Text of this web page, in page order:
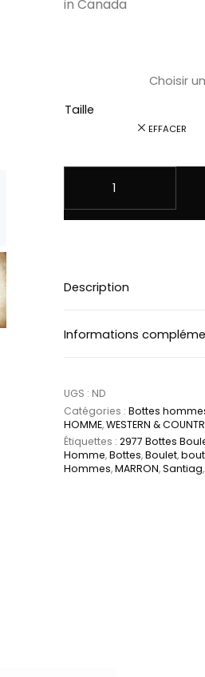
in Canada
Taille
EFFACER
Description
Informations
UGS : ND
Catégories : Bottes
HOMME,WESTERN &
Étiquettes : 2977 Bottes
Homme,Bottes,Boulet,
Hommes,MARRON,Santiag,